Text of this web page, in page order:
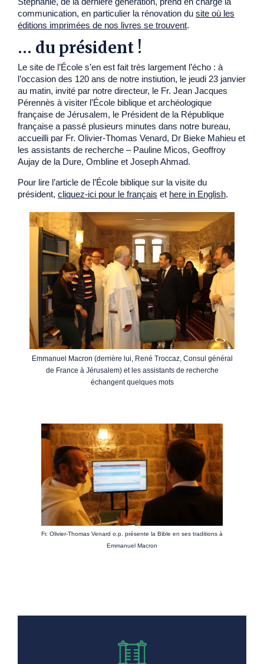
communication, en particulier la rénovation du site où les
éditions imprimées de nos livres se trouvent.
… du président !
Le site de l’École s’en est fait très largement l’écho : à
l’occasion des 120 ans de notre instiution, le jeudi 23 janvier
au matin, invité par notre directeur, le Fr. Jean Jacques
Pérennès à visiter l’École biblique et archéologique
française de Jérusalem, le Président de la République
française a passé plusieurs minutes dans notre bureau,
accueilli par Fr. Olivier-Thomas Venard, Dr Bieke Mahieu et
les assistants de recherche – Pauline Micos, Geoffroy
Aujay de la Dure, Ombline et Joseph Ahmad.
Pour lire l’article de l’École biblique sur la visite du
président, cliquez-ici pour le français et here in English.
Emmanuel Macron (derrière lui, René Troccaz, Consul général
de France à Jérusalem) et les assistants de recherche
échangent quelques mots
Fr. Olivier-Thomas Venard o.p. présente la Bible en ses traditions à
Emmanuel Macron